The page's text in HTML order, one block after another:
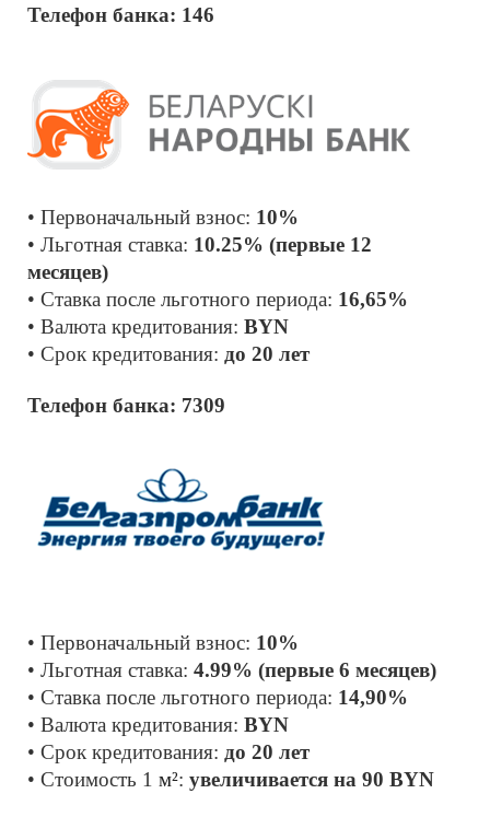
Телефон банка: 146
• Первоначальный взнос: 10%
• Льготная ставка: 10.25% (первые 12
месяцев)
• Ставка после льготного периода: 16,65%
• Валюта кредитования: BYN
• Срок кредитования: до 20 лет
Телефон банка: 7309
• Первоначальный взнос: 10%
• Льготная ставка: 4.99% (первые 6 месяцев)
• Ставка после льготного периода: 14,90%
• Валюта кредитования: BYN
• Срок кредитования: до 20 лет
• Cтоимость 1 м²: увеличивается на 90 BYN